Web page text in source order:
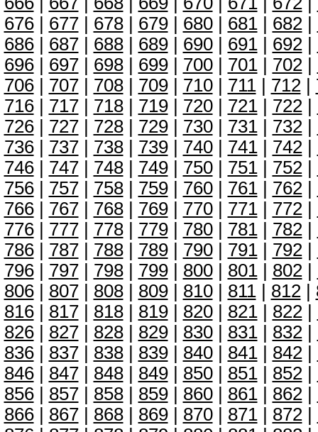
676| 677| 678| 679| 680| 681| 682|
686| 687| 688| 689| 690| 691| 692|
696| 697| 698| 699| 700| 701| 702|
706| 707| 708| 709| 710| 711| 712|
716| 717| 718| 719| 720| 721| 722|
726| 727| 728| 729| 730| 731| 732|
736| 737| 738| 739| 740| 741| 742|
746| 747| 748| 749| 750| 751| 752|
756| 757| 758| 759| 760| 761| 762|
766| 767| 768| 769| 770| 771| 772|
776| 777| 778| 779| 780| 781| 782|
786| 787| 788| 789| 790| 791| 792|
796| 797| 798| 799| 800| 801| 802|
806| 807| 808| 809| 810| 811| 812|
816| 817| 818| 819| 820| 821| 822|
826| 827| 828| 829| 830| 831| 832|
836| 837| 838| 839| 840| 841| 842|
846| 847| 848| 849| 850| 851| 852|
856| 857| 858| 859| 860| 861| 862|
866| 867| 868| 869| 870| 871| 872|